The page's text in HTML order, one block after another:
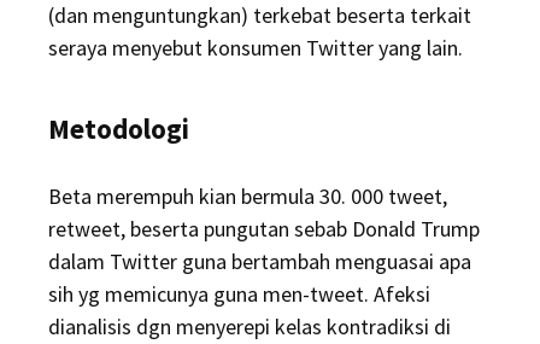
(dan menguntungkan) terkebat beserta terkait
seraya menyebut konsumen Twitter yang lain.
Metodologi
Beta merempuh kian bermula 30. 000 tweet,
retweet, beserta pungutan sebab Donald Trump
dalam Twitter guna bertambah menguasai apa
sih yg memicunya guna men-tweet. Afeksi
dianalisis dgn menyerepi kelas kontradiksi di